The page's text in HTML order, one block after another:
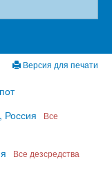
Версия для печати
Все
Все дезсредства